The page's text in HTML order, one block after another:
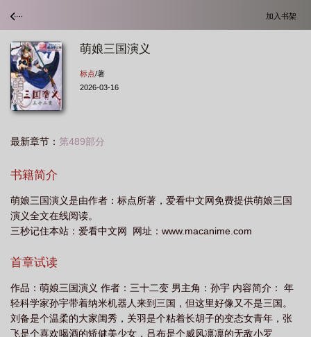
加入书架
萌娘三国演义
标点/著
2026-03-16
最新章节： 第489部分
书籍简介
萌娘三国演义是由作者：标点所著，爱看中文网免费提供萌娘三国
演义全文在线阅读。
三秒记住本站：爱看中文网 网址：www.macanime.com
首章试读
作品：萌娘三国演义 作者：三十二变 男主角：孙宇 内容简介： 年
轻科学家孙宇带着纳米机器人来到三国，但这里好像又不是三国。
刘备是个温柔的大家闺秀，关羽是个粘着长胡子的变态女青年，张
飞是个喜欢喝酒的矫健美少女，吕布是个威风凛凛的无敌小罗